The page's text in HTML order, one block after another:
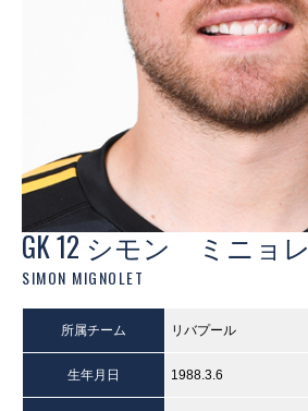
GK 12 シモン ミニョレ
SIMON MIGNOLET
所属チーム リバプール
生年月日 1988.3.6